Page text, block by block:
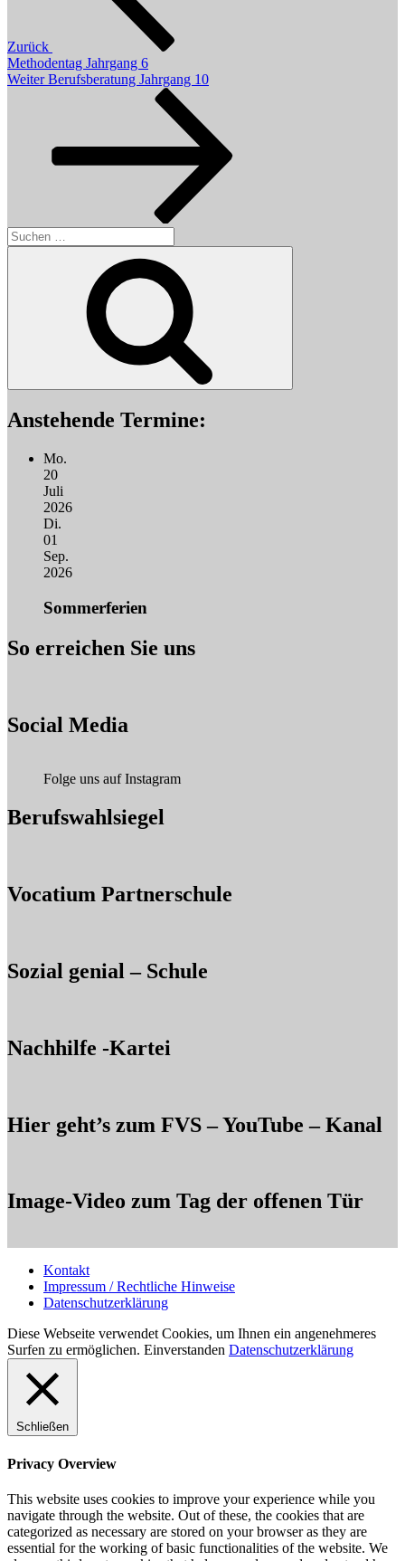
Zurück
Methodentag Jahrgang 6
Nächster
Weiter Berufsberatung Jahrgang 10
Suchen
nach:
Anstehende Termine:
Mo.
20
Juli
2026
Di.
01
Sep.
2026
Sommerferien
So erreichen Sie uns
Social Media
Folge uns auf Instagram
Berufswahlsiegel
Vocatium Partnerschule
Sozial genial – Schule
Nachhilfe -Kartei
Hier geht’s zum FVS – YouTube – Kanal
Image-Video zum Tag der offenen Tür
Kontakt
Impressum / Rechtliche Hinweise
Datenschutzerklärung
Diese Webseite verwendet Cookies, um Ihnen ein angenehmeres
Surfen zu ermöglichen. Einverstanden Datenschutzerklärung
Schließen
Privacy Overview
This website uses cookies to improve your experience while you
navigate through the website. Out of these, the cookies that are
categorized as necessary are stored on your browser as they are
essential for the working of basic functionalities of the website. We